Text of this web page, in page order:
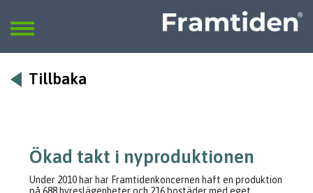
SÖK
Tillbaka
Ökad takt i nyproduktionen
Under 2010 har har Framtidenkoncernen haft en produktion